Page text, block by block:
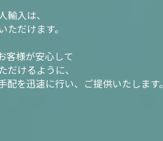
入は、
だけます。
客様が安心して
だけるように、
を迅速に行い、ご提供いたします。